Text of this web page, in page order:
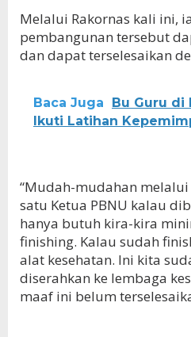
Melalui Rakornas kali ini,
pembangunan tersebut
dan dapat terselesaikan
Baca Juga
Bu Guru di
Ikuti Latihan
“Mudah-mudahan
satu Ketua PBNU kalau
hanya butuh kira-kira
finishing. Kalau sudah
alat kesehatan. Ini kita
diserahkan ke lembaga
maaf ini belum